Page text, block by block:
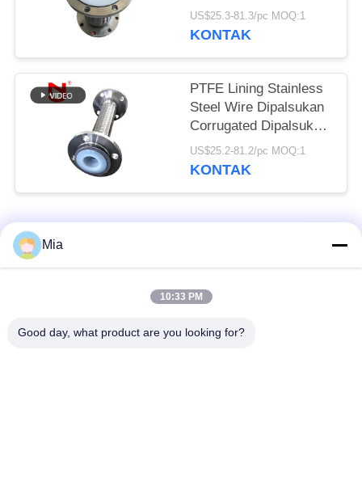
Beranyam Kawat Baja
Tahan Karat dengan
US$25.3-81.3/pc MOQ:1
KONTAK
PTFE Lining Stainless
Steel Wire Dipalsukan
Corrugated Dipalsukan
Pipa Fleksibel
US$25.2-81.2/pc MOQ:1
KONTAK
Bad Request
Sambungan Ekspansi
Mia
10:33 PM
Good day, what product are you looking for?